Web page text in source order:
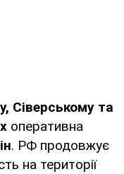
Сіверському та
оперативна
. РФ продовжує
на території